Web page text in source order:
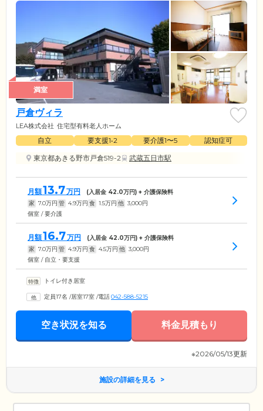
満室
戸倉ヴィラ
LEA株式会社 住宅型有料老人ホーム
自立 要支援1•2 要介護1〜5
認知症可
東京都あきる野市戸倉519-2
武蔵五日市駅
月額13.7万円 (入居金 42.0万円) + 介護保険料
家 7.0万円 管 4.9万円 食 1.5万円 他 3,000円
個室 / 要介護
月額16.7万円 (入居金 42.0万円) + 介護保険料
家 7.0万円 管 4.9万円 食 4.5万円 他 3,000円
個室 / 自立・要支援
トイレ付き居室
定員17名 /居室17室 /電話042-588-5215
空き状況を知る 料金見積もり
※2026/05/13更新
施設の詳細を見る